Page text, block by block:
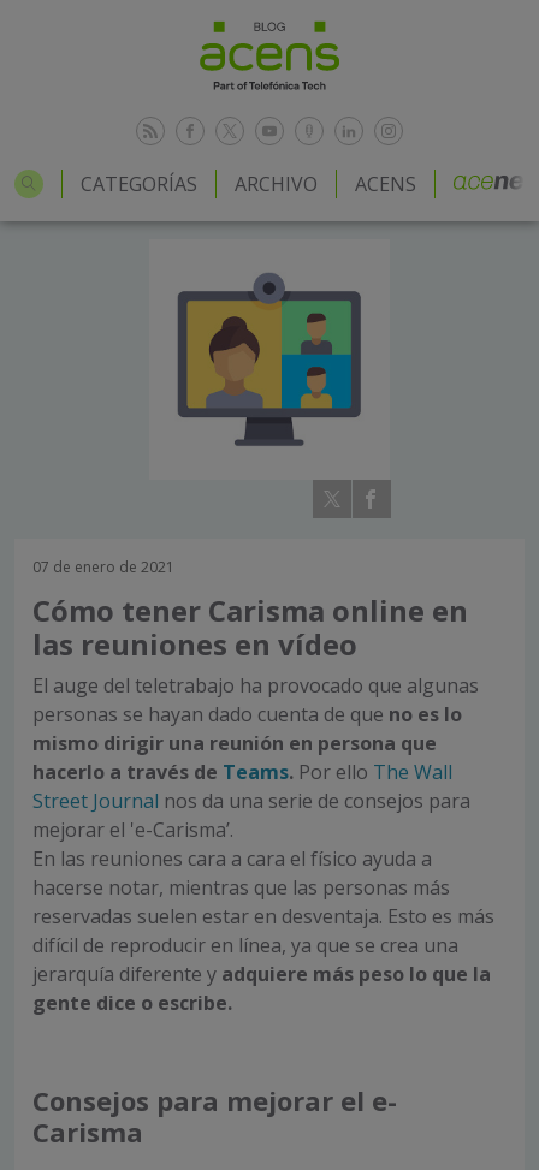
CATEGORÍAS ARCHIVO ACENS
07 de enero de 2021
Cómo tener Carisma online en
las reuniones en vídeo
El auge del teletrabajo ha provocado que algunas
personas se hayan dado cuenta de que no es lo
mismo dirigir una reunión en persona que
hacerlo a través de Teams. Por ello The Wall
Street Journal nos da una serie de consejos para
mejorar el 'e-Carisma’.
En las reuniones cara a cara el físico ayuda a
hacerse notar, mientras que las personas más
reservadas suelen estar en desventaja. Esto es más
difícil de reproducir en línea, ya que se crea una
jerarquía diferente y adquiere más peso lo que la
gente dice o escribe.
Consejos para mejorar el e-
Carisma